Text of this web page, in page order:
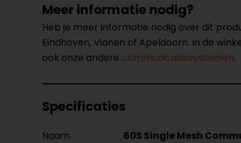
Meer informatie nodig?
Heb je meer informatie nodig over dit
Eindhoven, Vianen of Apeldoorn. In de
ook onze andere communicatiesystemen.
Specificaties
Naam 60S Single Mesh